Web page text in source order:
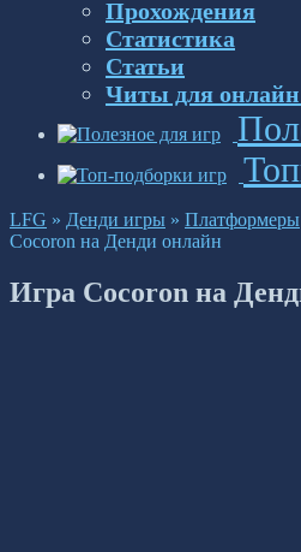
Прохождения
Статистика
Статьи
Читы для
LFG » Денди игры » Платформеры
Cocoron на Денди онлайн
Игра Cocoron на